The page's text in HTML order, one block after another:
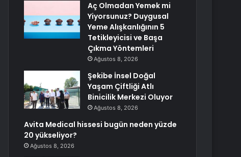
Aç Olmadan Yemek mi
Yiyorsunuz? Duygusal
Yeme Alışkanlığının 5
Tetikleyicisi ve Başa
Çıkma Yöntemleri
Ağustos 8, 2026
Şekibe İnsel Doğal
Yaşam Çiftliği Atlı
Binicilik Merkezi Oluyor
Ağustos 8, 2026
Avita Medical hissesi bugün neden yüzde
20 yükseliyor?
Ağustos 8, 2026